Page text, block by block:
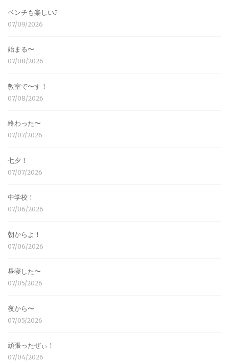
ベンチも楽しい⤴︎
07/09/2026
始まる〜
07/08/2026
教室で〜す！
07/08/2026
終わった〜
07/07/2026
七夕！
07/07/2026
中学校！
07/06/2026
朝からよ！
07/06/2026
昼寝した〜
07/05/2026
夜から〜
07/05/2026
頑張ったぜぃ！
07/04/2026